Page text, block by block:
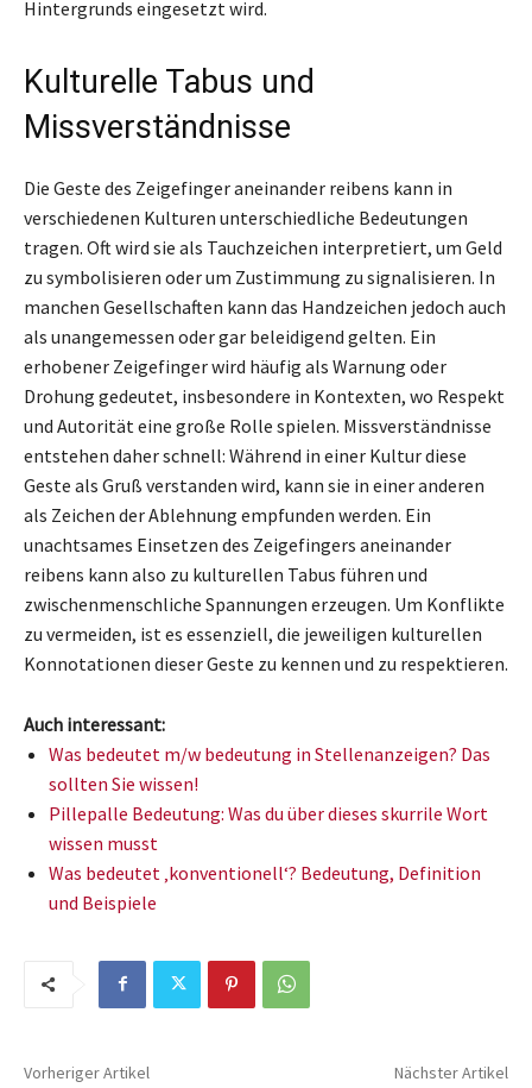
Hintergrunds eingesetzt wird.
Kulturelle Tabus und
Missverständnisse
Die Geste des Zeigefinger aneinander reibens kann in
verschiedenen Kulturen unterschiedliche Bedeutungen
tragen. Oft wird sie als Tauchzeichen interpretiert, um Geld
zu symbolisieren oder um Zustimmung zu signalisieren. In
manchen Gesellschaften kann das Handzeichen jedoch auch
als unangemessen oder gar beleidigend gelten. Ein
erhobener Zeigefinger wird häufig als Warnung oder
Drohung gedeutet, insbesondere in Kontexten, wo Respekt
und Autorität eine große Rolle spielen. Missverständnisse
entstehen daher schnell: Während in einer Kultur diese
Geste als Gruß verstanden wird, kann sie in einer anderen
als Zeichen der Ablehnung empfunden werden. Ein
unachtsames Einsetzen des Zeigefingers aneinander
reibens kann also zu kulturellen Tabus führen und
zwischenmenschliche Spannungen erzeugen. Um Konflikte
zu vermeiden, ist es essenziell, die jeweiligen kulturellen
Konnotationen dieser Geste zu kennen und zu respektieren.
Auch interessant:
Was bedeutet m/w bedeutung in Stellenanzeigen? Das
sollten Sie wissen!
Pillepalle Bedeutung: Was du über dieses skurrile Wort
wissen musst
Was bedeutet ‚konventionell‘? Bedeutung, Definition
und Beispiele
Vorheriger Artikel Nächster Artikel